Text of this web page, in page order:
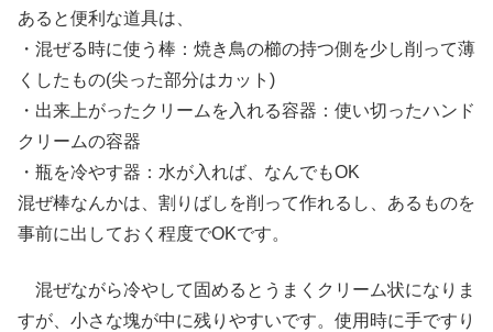
あると便利な道具は、
・混ぜる時に使う棒：焼き鳥の櫛の持つ側を少し削って薄
くしたもの(尖った部分はカット)
・出来上がったクリームを入れる容器：使い切ったハンド
クリームの容器
・瓶を冷やす器：水が入れば、なんでもOK
混ぜ棒なんかは、割りばしを削って作れるし、あるものを
事前に出しておく程度でOKです。
混ぜながら冷やして固めるとうまくクリーム状になりま
すが、小さな塊が中に残りやすいです。使用時に手ですり